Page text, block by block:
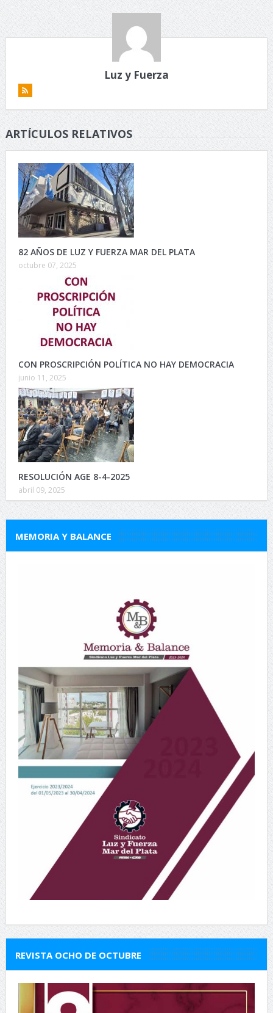
Luz y Fuerza
ARTÍCULOS RELATIVOS
82 AÑOS DE LUZ Y FUERZA MAR DEL PLATA
octubre 07, 2025
CON PROSCRIPCIÓN POLÍTICA NO HAY DEMOCRACIA
junio 11, 2025
RESOLUCIÓN AGE 8-4-2025
abril 09, 2025
MEMORIA Y BALANCE
REVISTA OCHO DE OCTUBRE